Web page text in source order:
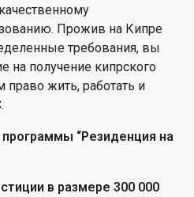
Прожив на Кипре
требования, вы
на получение кипрского
право жить, работать и
“Резиденция на
в размере 300 000